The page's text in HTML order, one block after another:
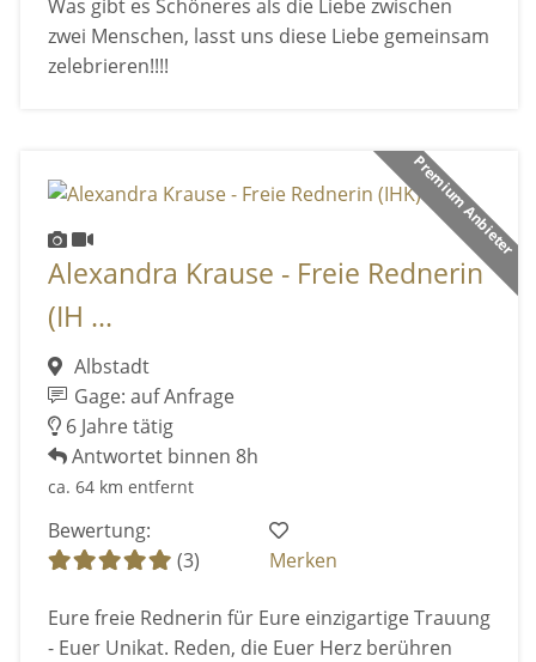
Was gibt es Schöneres als die Liebe zwischen
zwei Menschen, lasst uns diese Liebe gemeinsam
zelebrieren!!!!
Premium Anbieter
Alexandra Krause - Freie Rednerin
(IH ...
Albstadt
Gage: auf Anfrage
6 Jahre tätig
Antwortet binnen 8h
ca. 64 km entfernt
Bewertung:
(3)
Merken
Eure freie Rednerin für Eure einzigartige Trauung
- Euer Unikat. Reden, die Euer Herz berühren